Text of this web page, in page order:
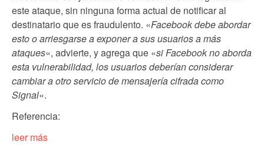
este ataque, sin ninguna forma actual de notificar al
destinatario que es fraudulento. «Facebook debe abordar
esto o arriesgarse a exponer a sus usuarios a más
ataques«, advierte, y agrega que «si Facebook no aborda
esta vulnerabilidad, los usuarios deberían considerar
cambiar a otro servicio de mensajería cifrada como
Signal«.
Referencia:
leer más